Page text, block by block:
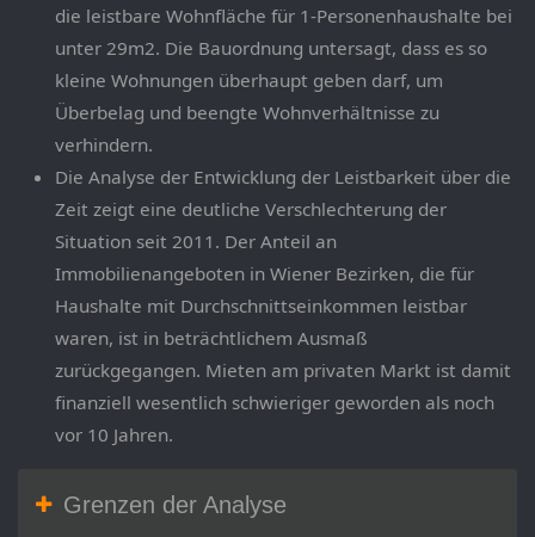
die leistbare Wohnfläche für 1-Personenhaushalte bei
unter 29m2. Die Bauordnung untersagt, dass es so
kleine Wohnungen überhaupt geben darf, um
Überbelag und beengte Wohnverhältnisse zu
verhindern.
Die Analyse der Entwicklung der Leistbarkeit über die
Zeit zeigt eine deutliche Verschlechterung der
Situation seit 2011. Der Anteil an
Immobilienangeboten in Wiener Bezirken, die für
Haushalte mit Durchschnittseinkommen leistbar
waren, ist in beträchtlichem Ausmaß
zurückgegangen. Mieten am privaten Markt ist damit
finanziell wesentlich schwieriger geworden als noch
vor 10 Jahren.
Grenzen der Analyse